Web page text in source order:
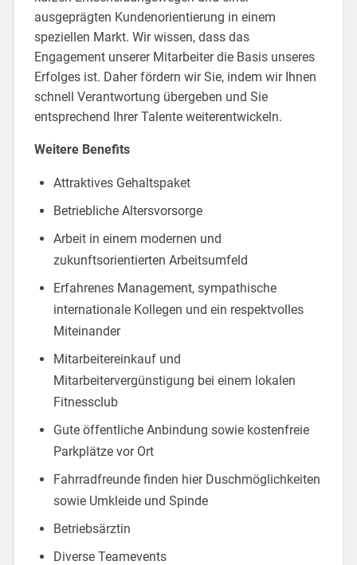
ausgeprägten Kunden­orien­tierung in einem
speziellen Markt. Wir wissen, dass das
Engagement unserer Mitarbeiter die Basis unseres
Erfolges ist. Daher fördern wir Sie, indem wir Ihnen
schnell Verantwortung übergeben und Sie
entsprechend Ihrer Talente weiterentwickeln.
Weitere Benefits
Attraktives Gehaltspaket
Betriebliche Altersvorsorge
Arbeit in einem modernen und
zukunftsorientierten Arbeitsumfeld
Erfahrenes Management, sympathische
internationale Kollegen und ein respektvolles
Miteinander
Mitarbeitereinkauf und
Mitarbeitervergünstigung bei einem lokalen
Fitnessclub
Gute öffentliche Anbindung sowie kostenfreie
Parkplätze vor Ort
Fahrradfreunde finden hier Duschmöglichkeiten
sowie Umkleide und Spinde
Betriebsärztin
Diverse Teamevents